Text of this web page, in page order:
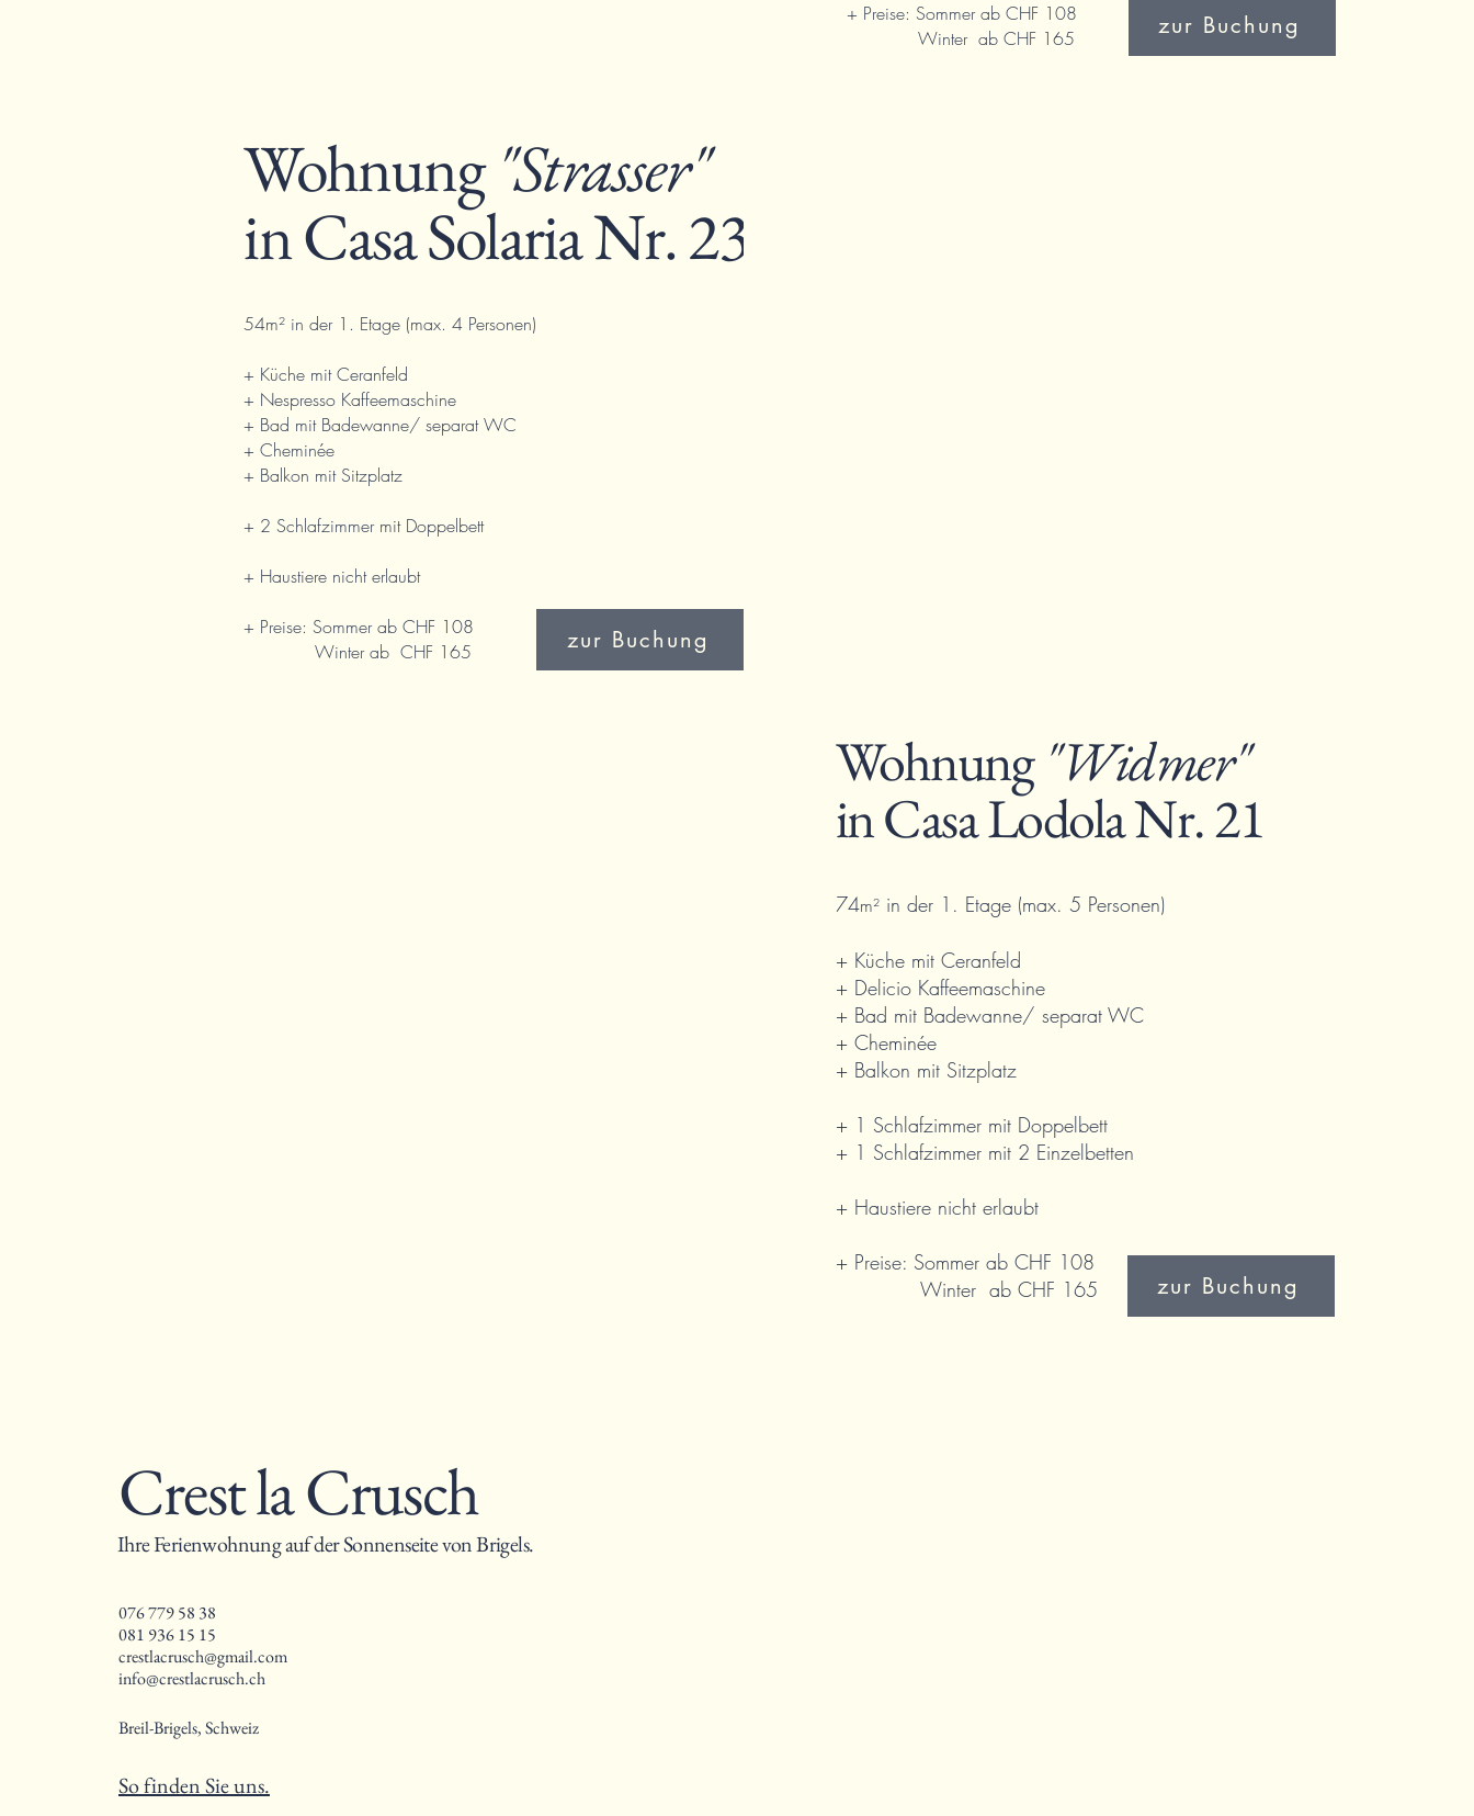
+ Preise: Sommer ab CHF 108
Winter ab CHF 165
zur Buchung
Wohnung "Strasser"
in Casa Solaria Nr. 23
54m² in der 1. Etage (max. 4 Personen)
+ Küche mit Ceranfeld
+ Nespresso Kaffeemaschine
+ Bad mit Badewanne/ separat WC
+ Cheminée
+ Balkon mit Sitzplatz
+ 2 Schlafzimmer mit Doppelbett
+ Haustiere nicht erlaubt
+ Preise: Sommer ab CHF 108
Winter ab CHF 165
zur Buchung
Wohnung "Widmer"
in Casa Lodola Nr. 21
74m²in der 1. Etage (max. 5 Personen)
+ Küche mit Ceranfeld
+ Delicio Kaffeemaschine
+ Bad mit Badewanne/ separat WC
+ Cheminée
+ Balkon mit Sitzplatz
+ 1 Schlafzimmer mit Doppelbett
+ 1 Schlafzimmer mit 2 Einzelbetten
+ Haustiere nicht erlaubt
+ Preise: Sommer ab CHF 108
Winter ab CHF 165
zur Buchung
Crest la Crusch
Ihre Ferienwohnung auf der Sonnenseite von Brigels.
076 779 58 38
081 936 15 15
crestlacrusch@gmail.com
info@crestlacrusch.ch
Breil-Brigels, Schweiz
So finden Sie uns.